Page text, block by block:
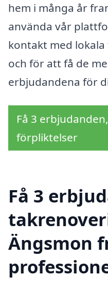
hem i många år
använda vår
kontakt med
och för att få de
erbjudandena för
Få 3
förpliktelser
Få 3
Ängsmon